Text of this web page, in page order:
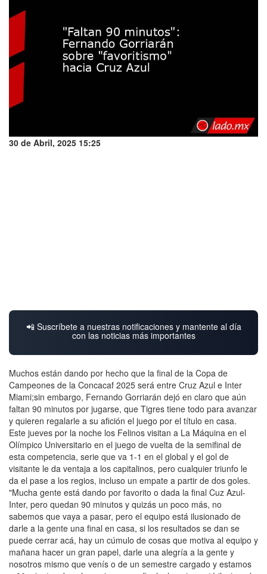
30 de Abril, 2025 15:25
📲 Suscríbete a nuestras notificaciones y mantente al día
con las noticias más importantes
Muchos están dando por hecho que la final de la Copa de
Campeones de la Concacaf 2025 será entre Cruz Azul e Inter
Miami;sin embargo, Fernando Gorriarán dejó en claro que aún
faltan 90 minutos por jugarse, que Tigres tiene todo para avanzar
y quieren regalarle a su afición el juego por el título en casa.
Este jueves por la noche los Felinos visitan a La Máquina en el
Olímpico Universitario en el juego de vuelta de la semifinal de
esta competencia, serie que va 1-1 en el global y el gol de
visitante le da ventaja a los capitalinos, pero cualquier triunfo le
da el pase a los regios, incluso un empate a partir de dos goles.
"Mucha gente está dando por favorito o dada la final Cuz Azul-
Inter, pero quedan 90 minutos y quizás un poco más, no
sabemos que vaya a pasar, pero el equipo está ilusionado de
darle a la gente una final en casa, si los resultados se dan se
puede cerrar acá, hay un cúmulo de cosas que motiva al equipo y
mañana hacer un gran papel, darle una alegría a la gente y
nosotros mismo que venís o de un semestre cargado y estamos